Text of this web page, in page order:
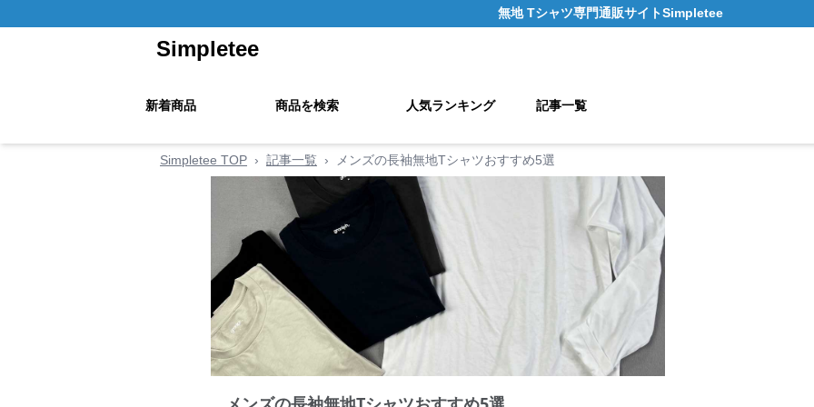
無地 Tシャツ専門通販サイトSimpletee
Simpletee
新着商品 商品を検索 人気ランキング 記事一覧
Simpletee TOP › 記事一覧 › メンズの長袖無地Tシャツおすすめ5選